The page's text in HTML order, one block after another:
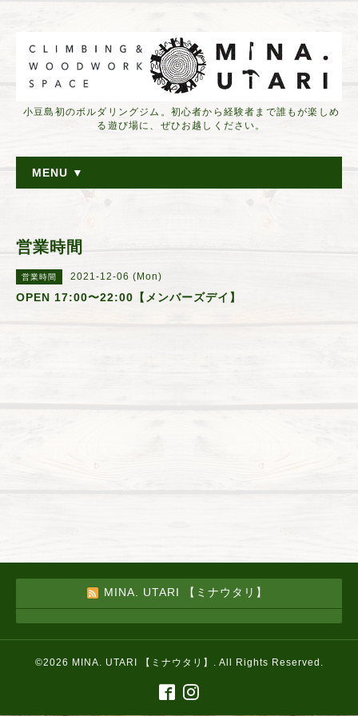
小豆島初のボルダリングジム。初心者から経験者まで誰もが楽しめ
る遊び場に、ぜひお越しください。
MENU ▼
営業時間
営業時間 2021-12-06 (Mon)
OPEN 17:00〜22:00【メンバーズデイ】
MINA. UTARI 【ミナウタリ】
©2026 MINA. UTARI 【ミナウタリ】 . All Rights Reserved.